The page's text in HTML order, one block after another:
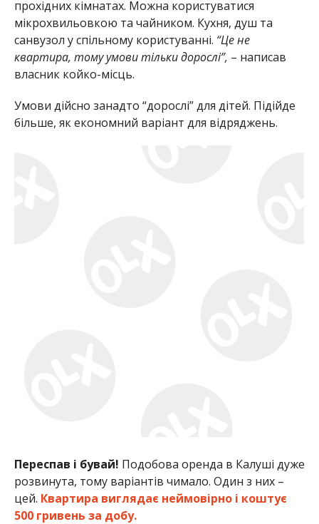
прохідних кімнатах. Можна користуватися
мікрохвильовкою та чайником. Кухня, душ та
санвузол у спільному користуванні. “Це не
квартира, тому умови тільки дорослі”, – написав
власник койко-місць.
Умови дійсно занадто “дорослі” для дітей. Підійде
більше, як економний варіант для відряджень.
Переспав і бувай! Подобова оренда в Калуші дуже
розвинута, тому варіантів чимало. Один з них –
цей. Квартира виглядає неймовірно і коштує
500 гривень за добу.